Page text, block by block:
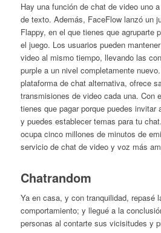
Hay una función de chat de video uno
de texto. Además, FaceFlow lanzó un
Flappy, en el que tienes que agruparte
el juego. Los usuarios pueden
video al mismo tiempo, llevando las
purple a un nivel completamente
plataforma de chat alternativa, ofrece
transmisiones de video cada una. Con
tienes que pagar porque puedes invitar
y puedes establecer temas para tu
ocupa cinco millones de minutos de
servicio de chat de video y voz más
Chatrandom
Ya en casa, y con tranquilidad, repasé
comportamiento; y llegué a la
personas al contarte sus vicisitudes y